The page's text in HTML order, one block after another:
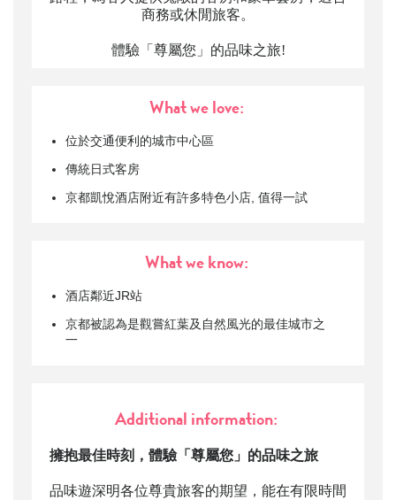
商務或休閒旅客。
體驗「尊屬您」的品味之旅!
What we love:
位於交通便利的城市中心區
傳統日式客房
京都凱悅酒店附近有許多特色小店, 值得一試
What we know:
酒店鄰近JR站
京都被認為是觀嘗紅葉及自然風光的最佳城市之
一
Additional information:
擁抱最佳時刻，體驗「尊屬您」的品味之旅
品味遊深明各位尊貴旅客的期望，能在有限時間